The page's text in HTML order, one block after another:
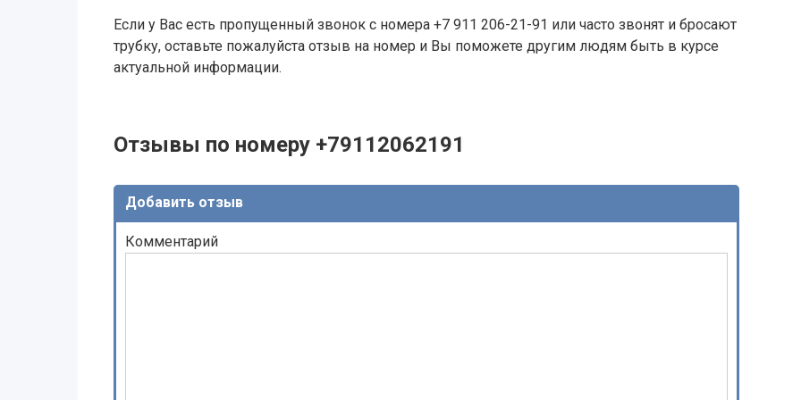
Если у Вас есть пропущенный звонок с номера +7 911 206-21-91 или часто звонят и бросают
трубку, оставьте пожалуйста отзыв на номер и Вы поможете другим людям быть в курсе
актуальной информации.
Отзывы по номеру +79112062191
Добавить отзыв
Комментарий